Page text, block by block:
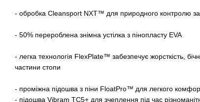
- обробка Cleansport NXT™ для природного контролю
- 50% перероблена знімна устілка з пінопласту EVA
- легка технологія FlexPlate™ забезпечує жорсткість,
частини стопи
- проміжна підошва з піни FloatPro™ для легкого
- підошва Vibram TC5+ для зчеплення під час